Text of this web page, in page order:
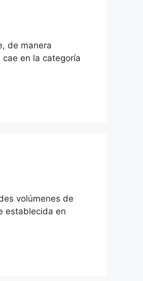
de manera
en la categoría
volúmenes de
establecida en